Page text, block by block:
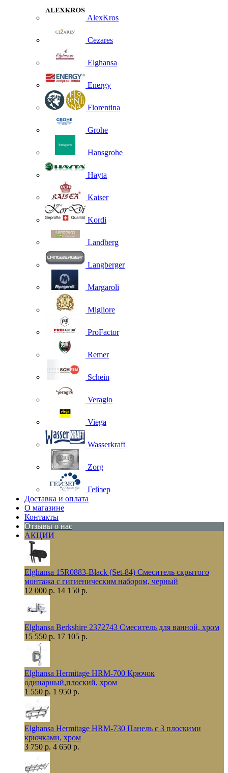
AlexKros
Cezares
Elghansa
Energy
Florentina
Grohe
Hansgrohe
Hayta
Kaiser
Kordi
Landberg
Langberger
Margaroli
Migliore
ProFactor
Remer
Schein
Veragio
Viega
Wasserkraft
Zorg
Гейзер
Доставка и оплата
О магазине
Контакты
Отзывы о нас
АКЦИИ
Elghansa 15R0883-Black (Set-84) Смеситель скрытого
монтажа с гигиеническим набором, черный
12 000 р. 14 150 р.
Elghansa Berkshire 2372743 Смеситель для ванной, хром
15 550 р. 17 105 р.
Elghansa Hermitage HRM-700 Крючок
одинарный,плоский, хром
1 550 р. 1 950 р.
Elghansa Hermitage HRM-730 Панель с 3 плоскими
крючками, хром
3 750 р. 4 650 р.